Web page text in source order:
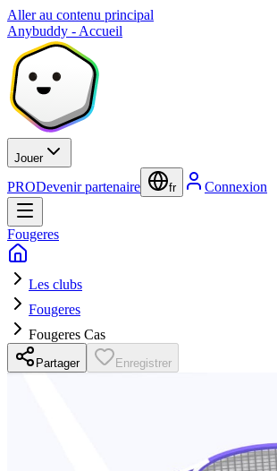
Aller au contenu principal
Anybuddy - Accueil
Jouer
PRODevenir partenaire fr Connexion
Fougeres
Les clubs
Fougeres
Fougeres Cas
Partager Enregistrer